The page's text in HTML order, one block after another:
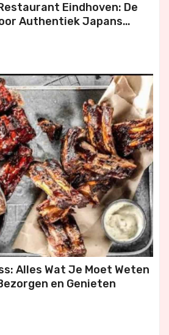
Eindhoven: De
Authentiek Japans
Alles Wat Je Moet Weten
en Genieten